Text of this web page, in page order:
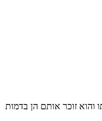
והוא זוכר אותם הן בדמות